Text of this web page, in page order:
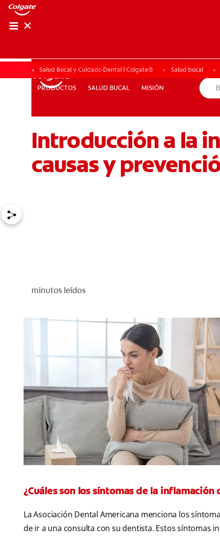
PRODUCTOS SALUD BUCAL MISIÓN
PARA PROFESIONALES CUPONES DONDE COMPRAR
PRODUCTOS SALUD BUCAL MISIÓN
CHEQUEO DE
Salud Bucal y Cuidado Dental | Colgate® Salud bucal
Introducción a la
causas y
minutos leídos
¿Cuáles son los síntomas de la inflamación
La Asociación Dental Americana menciona los
de ir a una consulta con su dentista. Estos síntomas